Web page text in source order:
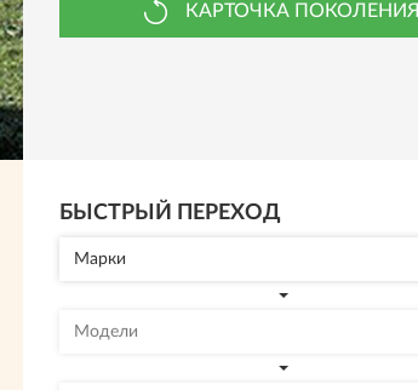
КАРТОЧКА ПОКОЛЕНИЯ
БЫСТРЫЙ ПЕРЕХОД
Марки
Модели